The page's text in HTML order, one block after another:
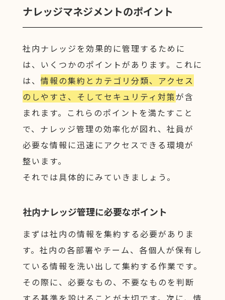
ナレッジマネジメントのポイント
社内ナレッジを効果的に管理するために
は、いくつかのポイントがあります。これに
は、 情報の集約とカテゴリ分類、アクセス
のしやすさ、そしてセキュリティ対策が含
まれます。これらのポイントを満たすこと
で、ナレッジ管理の効率化が図れ、社員が
必要な情報に迅速にアクセスできる環境が
整います。
それでは具体的にみていきましょう。
社内ナレッジ管理に必要なポイント
まずは社内の情報を集約する必要がありま
す。社内の各部署やチーム、各個人が保有し
ている情報を洗い出して集約する作業です。
その際に、必要なもの、不要なものを判断